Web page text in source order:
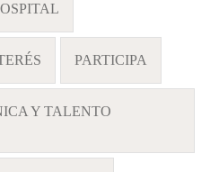
PARTICIPA
Y TALENTO